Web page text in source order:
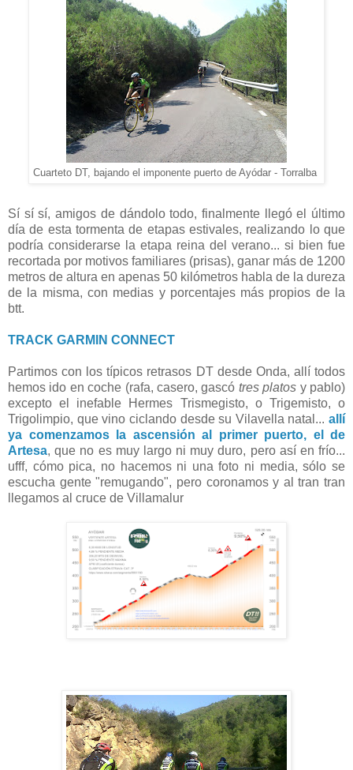
Cuarteto DT, bajando el imponente puerto de Ayódar - Torralba
Sí sí sí, amigos de dándolo todo, finalmente llegó el último
día de esta tormenta de etapas estivales, realizando lo que
podría considerarse la etapa reina del verano... si bien fue
recortada por motivos familiares (prisas), ganar más de 1200
metros de altura en apenas 50 kilómetros habla de la dureza
de la misma, con medias y porcentajes más propios de la
btt.
TRACK GARMIN CONNECT
Partimos con los típicos retrasos DT desde Onda, allí todos
hemos ido en coche (rafa, casero, gascó tres platos y pablo)
excepto el inefable Hermes Trismegisto, o Trigemisto, o
Trigolimpio, que vino ciclando desde su Vilavella natal... allí
ya comenzamos la ascensión al primer puerto, el de
Artesa, que no es muy largo ni muy duro, pero así en frío...
ufff, cómo pica, no hacemos ni una foto ni media, sólo se
escucha gente "remugando", pero coronamos y al tran tran
llegamos al cruce de Villamalur